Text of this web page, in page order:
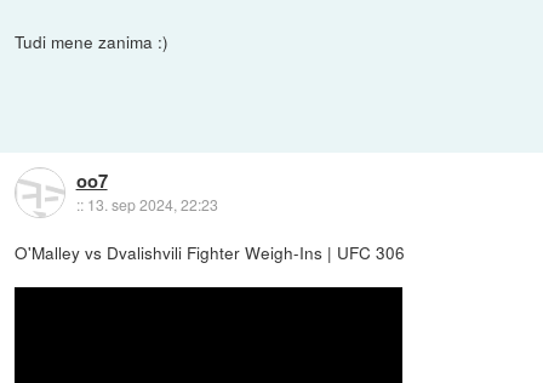
Tudi mene zanima :)
oo7
:: 13. sep 2024, 22:23
O'Malley vs Dvalishvili Fighter Weigh-Ins | UFC 306